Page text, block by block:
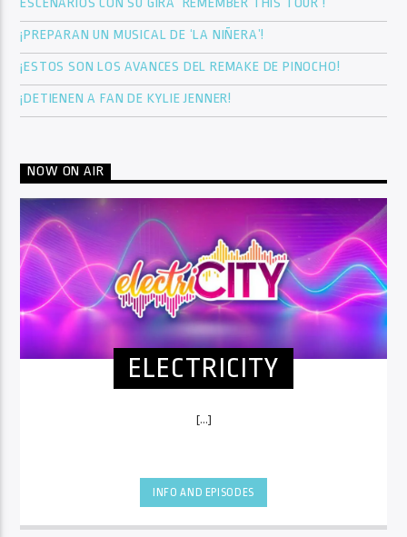
ESCENARIOS CON SU GIRA ‘REMEMBER THIS TOUR’!
¡PREPARAN UN MUSICAL DE ‘LA NIÑERA’!
¡ESTOS SON LOS AVANCES DEL REMAKE DE PINOCHO!
¡DETIENEN A FAN DE KYLIE JENNER!
NOW ON AIR
ELECTRICITY
[...]
INFO AND EPISODES